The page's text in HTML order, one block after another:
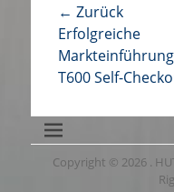
← Zurück
Vorhergehender
Beitrag:
Erfolgreiche
T600 Self-
Copyright © 2026 .